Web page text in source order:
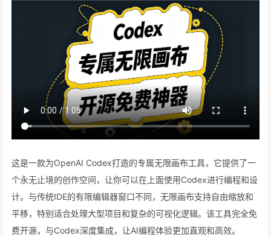
这是一款为OpenAI Codex打造的专属无限画布工具，它提供了一
个永无止境的创作空间，让你可以在上面使用Codex进行编程和设
计。与传统IDE的有限编辑器窗口不同，无限画布支持自由缩放和
平移，特别适合处理大型项目和复杂的可视化逻辑。该工具完全免
费开源，与Codex深度集成，让AI编程体验更加直观和高效。